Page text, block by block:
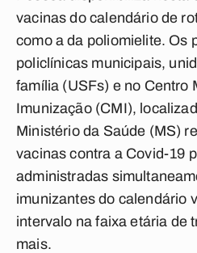
vacinas do calendário de
como a da poliomielite. Os
policlínicas municipais,
família (USFs) e no Centro
Imunização (CMI),
Ministério da Saúde (MS)
vacinas contra a Covid-19
administradas
imunizantes do calendário
intervalo na faixa etária de
mais.